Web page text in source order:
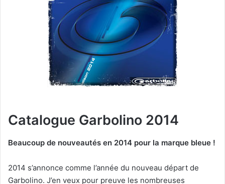
Catalogue Garbolino 2014
Beaucoup de nouveautés en 2014 pour la marque bleue !
2014 s’annonce comme l’année du nouveau départ de
Garbolino. J’en veux pour preuve les nombreuses